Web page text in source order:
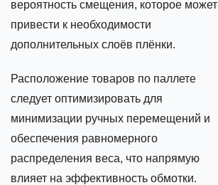
вероятность смещения, которое может
привести к необходимости
дополнительных слоёв плёнки.
Расположение товаров по паллете
следует оптимизировать для
минимизации ручных перемещений и
обеспечения равномерного
распределения веса, что напрямую
влияет на эффективность обмотки.